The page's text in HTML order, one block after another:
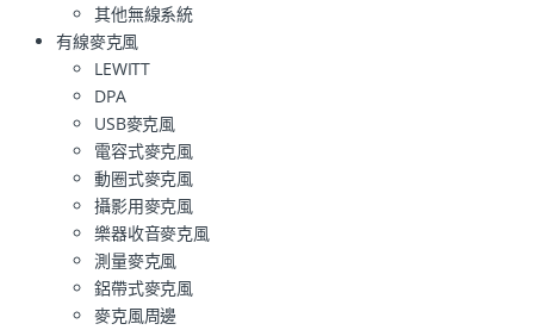
其他無線系統
有線麥克風
LEWITT
DPA
USB麥克風
電容式麥克風
動圈式麥克風
攝影用麥克風
樂器收音麥克風
測量麥克風
鋁帶式麥克風
麥克風周邊